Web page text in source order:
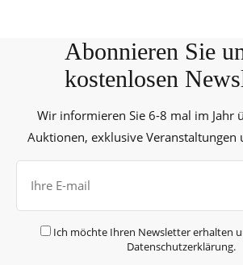
Abonnieren Sie
kostenlosen
Wir informieren Sie 6-8 mal im Jahr
Auktionen, exklusive Veranstaltungen
Ich möchte Ihren Newsletter erhalten
Datenschutzerklärung.